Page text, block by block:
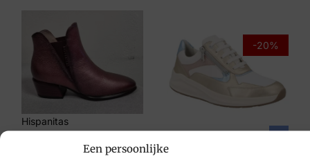
Een persoonlijke
Merk
Artikelnummer
LM321630-9930 Maddox Black/Grey
Hispanitas
-20%